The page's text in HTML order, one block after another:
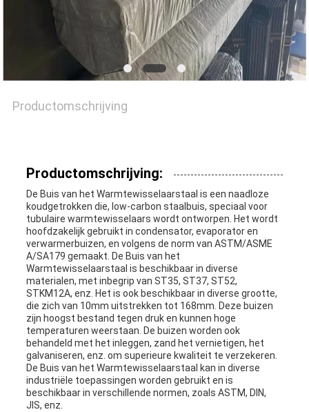
SITEMAP
PRIVACYBELEID
Productomschrijving
Productomschrijving:
De Buis van het Warmtewisselaarstaal is een naadloze
koudgetrokken die, low-carbon staalbuis, speciaal voor
tubulaire warmtewisselaars wordt ontworpen. Het wordt
hoofdzakelijk gebruikt in condensator, evaporator en
verwarmerbuizen, en volgens de norm van ASTM/ASME
A/SA179 gemaakt. De Buis van het
Warmtewisselaarstaal is beschikbaar in diverse
materialen, met inbegrip van ST35, ST37, ST52,
STKM12A, enz. Het is ook beschikbaar in diverse grootte,
die zich van 10mm uitstrekken tot 168mm. Deze buizen
zijn hoogst bestand tegen druk en kunnen hoge
temperaturen weerstaan. De buizen worden ook
behandeld met het inleggen, zand het vernietigen, het
galvaniseren, enz. om superieure kwaliteit te verzekeren.
De Buis van het Warmtewisselaarstaal kan in diverse
industriële toepassingen worden gebruikt en is
beschikbaar in verschillende normen, zoals ASTM, DIN,
JIS, enz.